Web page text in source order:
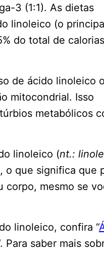
3 (1:1). As dietas
linoleico (o
do total de calorias
de ácido linoleico
mitocondrial. Isso
metabólicos
linoleico (nt.:
o que significa que
corpo, mesmo se
linoleico, confira “
Para saber mais